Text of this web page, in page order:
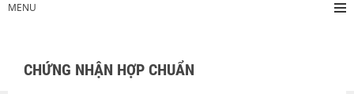
MENU
CHỨNG NHẬN HỢP CHUẨN